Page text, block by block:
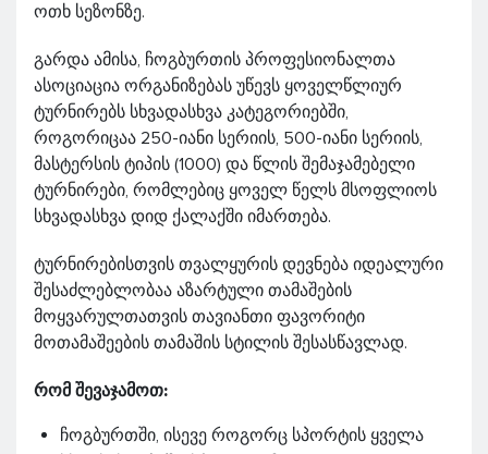
ოთხ სეზონზე.
გარდა ამისა, ჩოგბურთის პროფესიონალთა
ასოციაცია ორგანიზებას უწევს ყოველწლიურ
ტურნირებს სხვადასხვა კატეგორიებში,
როგორიცაა 250-იანი სერიის, 500-იანი სერიის,
მასტერსის ტიპის (1000) და წლის შემაჯამებელი
ტურნირები, რომლებიც ყოველ წელს მსოფლიოს
სხვადასხვა დიდ ქალაქში იმართება.
ტურნირებისთვის თვალყურის დევნება იდეალური
შესაძლებლობაა აზარტული თამაშების
მოყვარულთათვის თავიანთი ფავორიტი
მოთამაშეების თამაშის სტილის შესასწავლად.
რომ შევაჯამოთ:
ჩოგბურთში, ისევე როგორც სპორტის ყველა